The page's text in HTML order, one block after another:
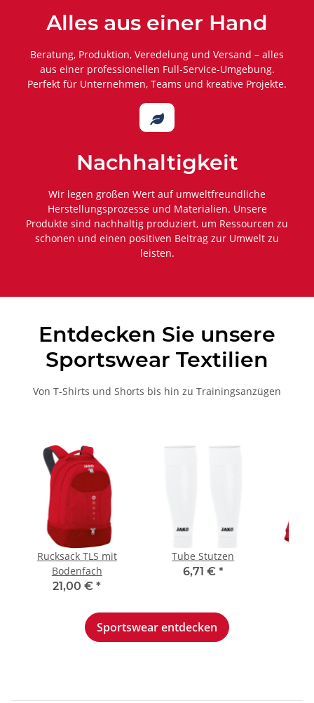
Alles aus einer Hand
Beratung, Produktion, Veredelung und Versand – alles
aus einer professionellen Full-Service-Umgebung.
Perfekt für Unternehmen, Teams und kreative Projekte.

Nachhaltigkeit
Wir legen großen Wert auf umweltfreundliche
Herstellungsprozesse und Materialien. Unsere
Produkte sind nachhaltig produziert, um Ressourcen zu
schonen und einen positiven Beitrag zur Umwelt zu
leisten.
Entdecken Sie unsere
Sportswear Textilien
Von T-Shirts und Shorts bis hin zu Trainingsanzügen
Rucksack TLS mit
Bodenfach
21,00 €*
Tube Stutzen
6,71 € *
Sportswear entdecken